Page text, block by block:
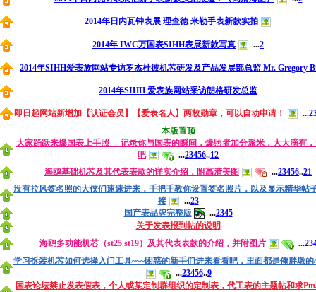
2014年日内瓦钟表展 理查德 米勒手表新款实拍
2014年 IWC万国表SIHH表展新款写真 ...2
2014年SIHH爱表族网站专访罗杰杜彼机芯研发及产品发展部总监 Mr. Gregory
2014年SIHH 爱表族网站采访朗格研发总监
即日起网站新增加【认证会员】【爱表名人】两枚勋章，可以自动申请！ ...2
本版置顶
大家踊跃来爆国表上手照----记录你与国表的瞬间，爆照者加分派米，大大滴有
吧
...23456..12
海鸥基础机芯及其代表表款的详实介绍，附高清美图
...23456..21
没有拉风签名照的大侠们速速进来，手把手教你设置签名照片，以及显示精华帖
接
...23
国产表品牌完整版
...2345
关于发表报到帖的说明
海鸥多功能机芯（st25 st19）及其代表表款的介绍，并附图片
...23
学习拆装机芯如何选择入门工具~~~困惑的新手们进来看看吧，里面都是俺胖墩的
...23456..9
国表论坛禁止发表假表，个人或某定制群组织的定制表，代工表的主题帖和求